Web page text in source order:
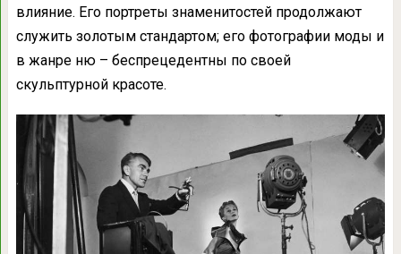
влияние. Его портреты знаменитостей продолжают
служить золотым стандартом; его фотографии моды и
в жанре ню – беспрецедентны по своей
скульптурной красоте.